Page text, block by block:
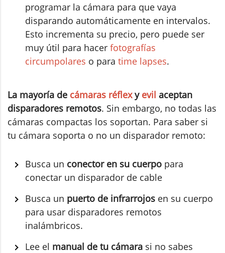
programar la cámara para que vaya
disparando automáticamente en intervalos.
Esto incrementa su precio, pero puede ser
muy útil para hacer fotografías
circumpolares o para time lapses.
La mayoría de cámaras réflexy evil aceptan
disparadores remotos. Sin embargo, no todas las
cámaras compactas los soportan. Para saber si
tu cámara soporta o no un disparador remoto:
Busca un conector en su cuerpo para
conectar un disparador de cable
Busca un puerto de infrarrojos en su cuerpo
para usar disparadores remotos
inalámbricos.
Lee el manual de tu cámara si no sabes